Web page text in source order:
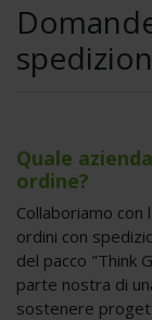
Quale
ordine?
Collaboriamo
ordini con
del pacco "Think
parte nostra di
sostenere